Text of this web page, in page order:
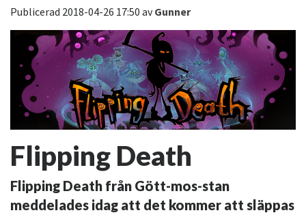
Publicerad 2018-04-26 17:50 avGunner
Flipping Death
Flipping Death från Gött-mos-stan
meddelades idag att det kommer att släppas